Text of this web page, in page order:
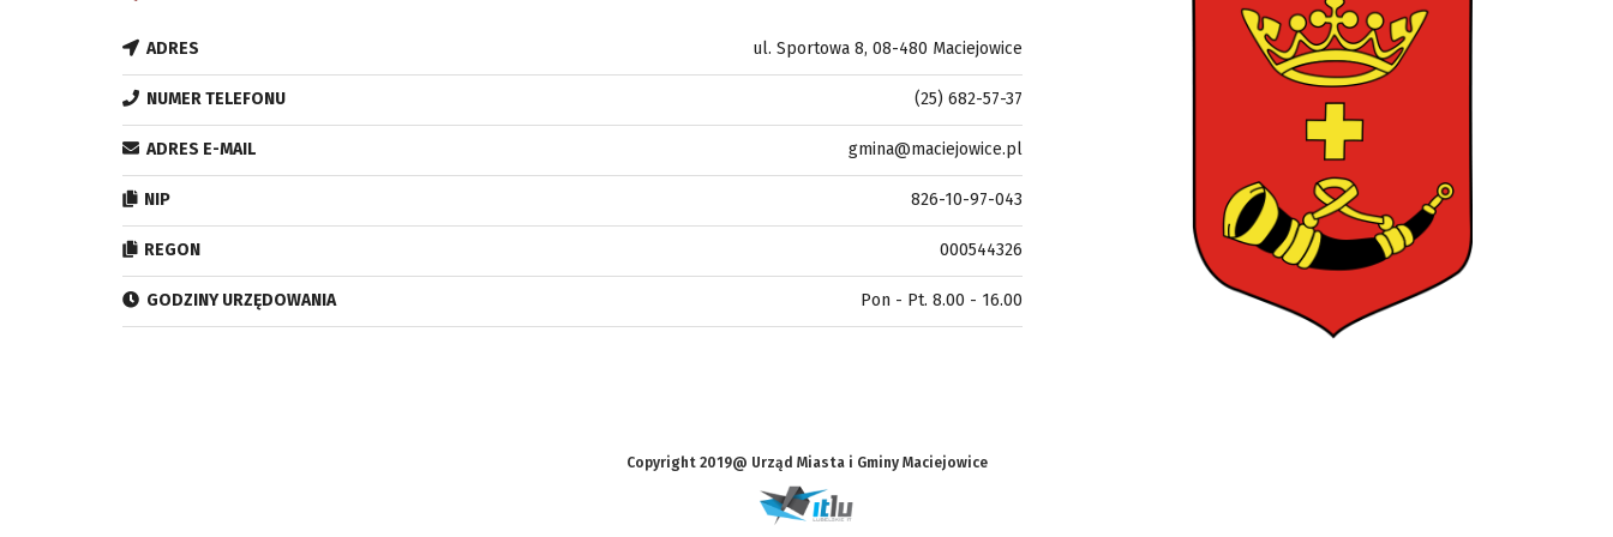
ADRES ul. Sportowa 8, 08-480 Maciejowice
NUMER TELEFONU (25) 682-57-37
ADRES E-MAIL gmina@maciejowice.pl
NIP 826-10-97-043
REGON 000544326
GODZINY URZĘDOWANIA Pon - Pt. 8.00 - 16.00
Copyright 2019@ Urząd Miasta i Gminy Maciejowice